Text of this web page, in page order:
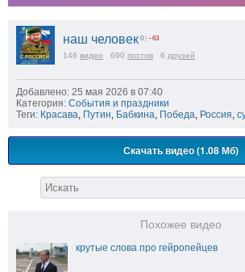
наш человек 0 | −63
146 видео 690 постов 6 друзей
Добавлено: 25 мая 2026 в 07:40
Категория: События и праздники
Теги: Красава Путин Бабкина Победа Россия
Скачать видео (1.08 Мб)
Похожее видео
крутые слова про гейропейцев